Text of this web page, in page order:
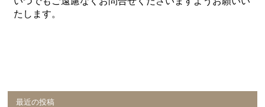
たします。
最近の投稿